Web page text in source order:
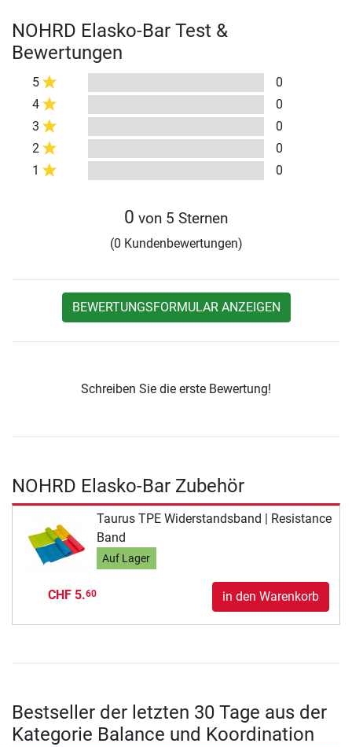
NOHRD Elasko-Bar Test &
Bewertungen
5
0
4
0
3
0
2
0
1
0
0 von 5 Sternen
(0 Kundenbewertungen)
BEWERTUNGSFORMULAR ANZEIGEN
Schreiben Sie die erste Bewertung!
NOHRD Elasko-Bar Zubehör
Taurus TPE Widerstandsband | Resistance
Band
Auf Lager
CHF 5.60 in den Warenkorb
Bestseller der letzten 30 Tage aus der
Kategorie Balance und Koordination